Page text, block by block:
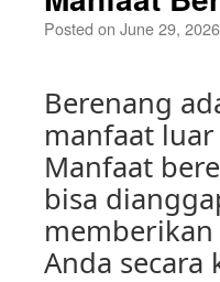
Posted on June 29, 2026
Berenang
manfaat
Manfaat
bisa
Anda secara